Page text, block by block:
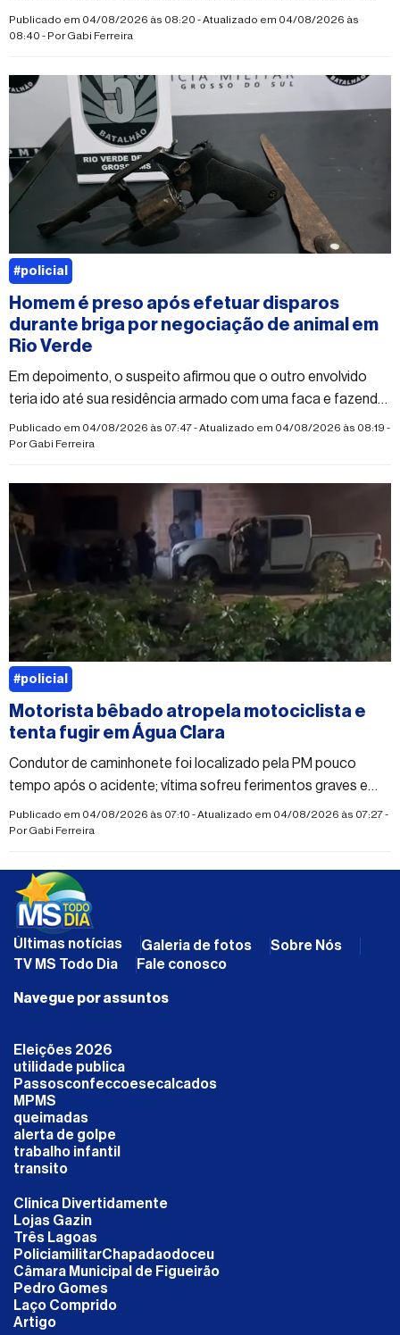
Publicado em 04/08/2026 às 08:20 - Atualizado em 04/08/2026 às
08:40 - PorGabi Ferreira
Homem é preso após efetuar disparos
durante briga por negociação de animal em
Rio Verde
Em depoimento, o suspeito afirmou que o outro envolvido
teria ido até sua residência armado com uma faca e fazendo
ameaças
Publicado em 04/08/2026 às 07:47 - Atualizado em 04/08/2026 às 08:19 -
PorGabi Ferreira
#policial
Motorista bêbado atropela motociclista e
tenta fugir em Água Clara
Condutor de caminhonete foi localizado pela PM pouco
tempo após o acidente; vítima sofreu ferimentos graves e
suspeita de fraturas nas duas pernas
Publicado em 04/08/2026 às 07:10 - Atualizado em 04/08/2026 às 07:27 -
PorGabi Ferreira
#policial
Últimas notícias Galeria de fotos
Sobre Nós
TV MS Todo Dia
Fale conosco
Navegue por assuntos
Eleições 2026
utilidade publica
Passosconfeccoesecalcados
MPMS
queimadas
alerta de golpe
trabalho infantil
transito
Clinica Divertidamente
Lojas Gazin
Três Lagoas
PoliciamilitarChapadaodoceu
Câmara Municipal de Figueirão
Pedro Gomes
Laço Comprido
Artigo